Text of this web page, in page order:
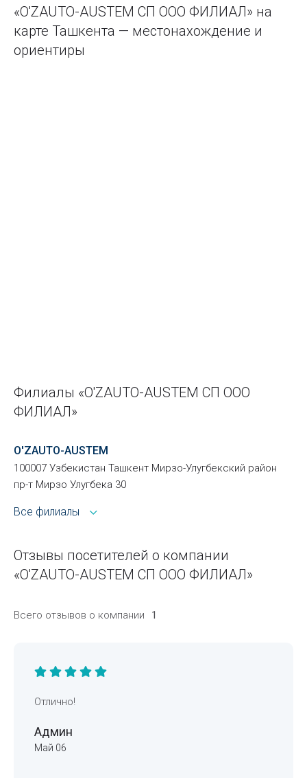
«O'ZAUTO-AUSTEM СП ООО ФИЛИАЛ» на
карте Ташкента — местонахождение и
ориентиры
Филиалы «O'ZAUTO-AUSTEM СП ООО
ФИЛИАЛ»
O'ZAUTO-AUSTEM
100007 Узбекистан Ташкент Мирзо-Улугбекский район
пр-т Мирзо Улугбека 30
Все филиалы
Отзывы посетителей о компании
«O'ZAUTO-AUSTEM СП ООО ФИЛИАЛ»
Всего отзывов о компании 1
Отлично!
Админ
Май 06